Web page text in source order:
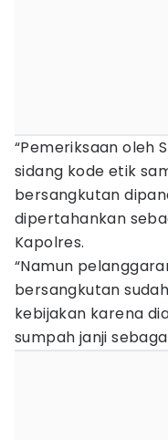
“Pemeriksaan oleh
sidang kode etik
bersangkutan
dipertahankan
Kapolres.
“Namun
bersangkutan
kebijakan karena
sumpah janji